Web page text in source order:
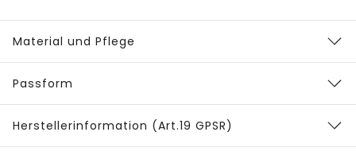
Material und Pflege
Passform
Herstellerinformation (Art.19 GPSR)